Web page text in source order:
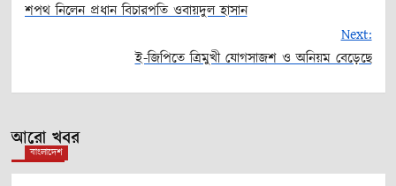
navigation
শপথ নিলেন প্রধান বিচারপতি ওবায়দুল হাসান
Next:
ই-জিপিতে ত্রিমুখী যোগসাজশ ও অনিয়ম বেড়েছে
আরো খবর
বাংলাদেশ